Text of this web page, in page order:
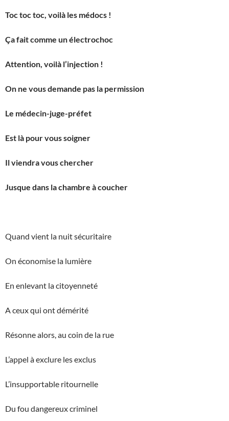
Toc toc toc, voilà les médocs !
Ça fait comme un électrochoc
Attention, voilà l’injection !
On ne vous demande pas la permission
Le médecin-juge-préfet
Est là pour vous soigner
Il viendra vous chercher
Jusque dans la chambre à coucher
Quand vient la nuit sécuritaire
On économise la lumière
En enlevant la citoyenneté
A ceux qui ont démérité
Résonne alors, au coin de la rue
L’appel à exclure les exclus
L’insupportable ritournelle
Du fou dangereux criminel